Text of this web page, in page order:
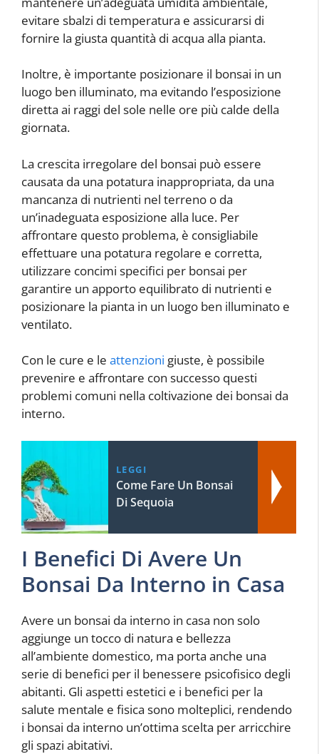
evitare sbalzi di temperatura e assicurarsi di
fornire la giusta quantità di acqua alla pianta.
Inoltre, è importante posizionare il bonsai in un
luogo ben illuminato, ma evitando l’esposizione
diretta ai raggi del sole nelle ore più calde della
giornata.
La crescita irregolare del bonsai può essere
causata da una potatura inappropriata, da una
mancanza di nutrienti nel terreno o da
un’inadeguata esposizione alla luce. Per
affrontare questo problema, è consigliabile
effettuare una potatura regolare e corretta,
utilizzare concimi specifici per bonsai per
garantire un apporto equilibrato di nutrienti e
posizionare la pianta in un luogo ben illuminato e
ventilato.
Con le cure e le attenzioni giuste, è possibile
prevenire e affrontare con successo questi
problemi comuni nella coltivazione dei bonsai da
interno.
LEGGI
Come Fare Un Bonsai
Di Sequoia
I Benefici Di Avere Un
Bonsai Da Interno in Casa
Avere un bonsai da interno in casa non solo
aggiunge un tocco di natura e bellezza
all’ambiente domestico, ma porta anche una
serie di benefici per il benessere psicofisico degli
abitanti. Gli aspetti estetici e i benefici per la
salute mentale e fisica sono molteplici, rendendo
i bonsai da interno un’ottima scelta per arricchire
gli spazi abitativi.